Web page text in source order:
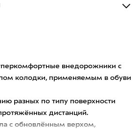
внедорожники с
колодки, применяемым в обуви
разных по типу поверхности
дистанций.
с обновлённым верхом,